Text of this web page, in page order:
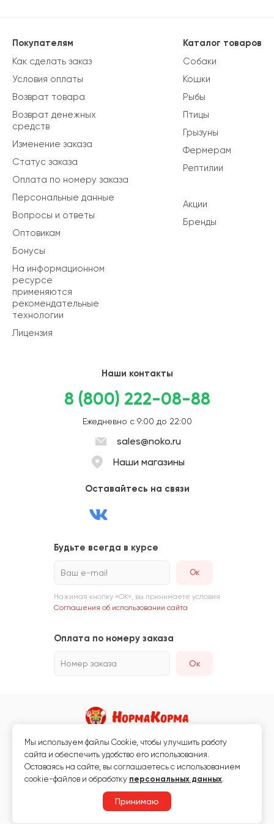
Каталог товаров
Собаки
Кошки
Рыбы
Птицы
Грызуны
Фермерам
Рептилии
Акции
Бренды
Покупателям
Как сделать заказ
Условия оплаты
Возврат товара
Возврат денежных
средств
Изменение заказа
Статус заказа
Оплата по номеру заказа
Персональные данные
Вопросы и ответы
Оптовикам
Бонусы
На информационном
ресурсе
применяются
рекомендательные
технологии
Лицензия
Наши контакты
8 (800) 222-08-88
Ежедневно с 9:00 до 22:00
sales@noko.ru
Наши магазины
Оставайтесь на связи
Будьте всегда в курсе
Ваш e-mail
Нажимая кнопку «ОК», вы принимаете условия
Соглашения об использовании сайта
Оплата по номеру заказа
Номер заказа Ок
Магазин кормов для животных и ветаптека
Любая информация, размещённая на сайте, не является публичной
офертой.
Мы используем файлы Сookie, чтобы улучшить работу
сайта и обеспечить удобство его использования.
Оставаясь на сайте, вы соглашаетесь с использованием
cookie-файлов и обработку персональных данных.
Принимаю